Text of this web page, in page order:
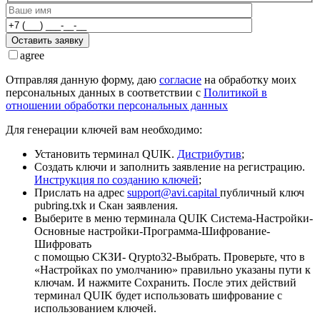
Оставить заявку
agree
Отправляя данную форму, даю согласие на обработку моих
персональных данных в соответствии с Политикой в
отношении обработки персональных данных
Для генерации ключей вам необходимо:
Установить терминал QUIK. Дистрибутив;
Создать ключи и заполнить заявление на регистрацию.
Инструкция по созданию ключей;
Прислать на адрес support@avi.capital публичный ключ
pubring.txk и Скан заявления.
Выберите в меню терминала QUIK Система-Настройки-
Основные настройки-Программа-Шифрование-
Шифровать
с помощью СКЗИ- Qrypto32-Выбрать. Проверьте, что в
«Настройках по умолчанию» правильно указаны пути к
ключам. И нажмите Сохранить. После этих действий
терминал QUIK будет использовать шифрование с
использованием ключей.